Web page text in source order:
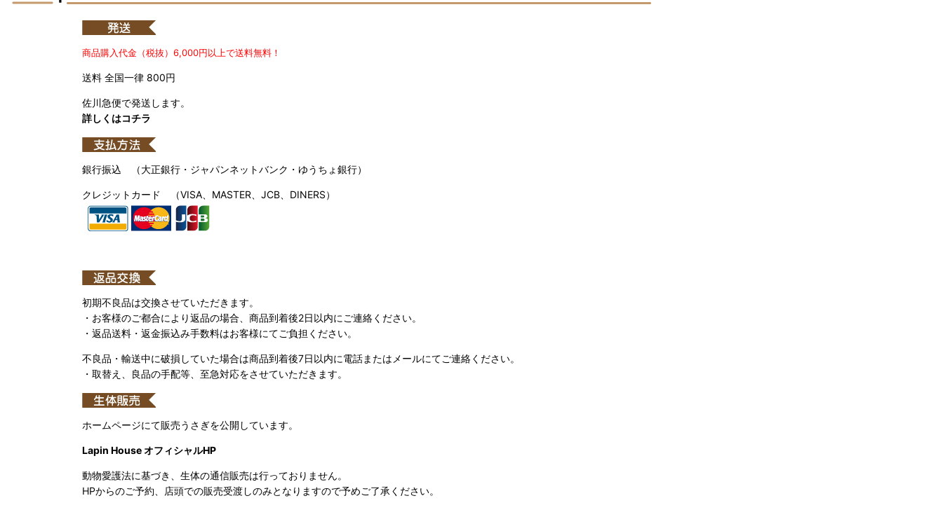
商品購入代金（税抜）6,000円以上で送料無料！
送料 全国一律 800円
佐川急便で発送します。
詳しくはコチラ
銀行振込 （大正銀行・ジャパンネットバンク・ゆうちょ銀行）
クレジットカード （VISA、MASTER、JCB、DINERS）
初期不良品は交換させていただきます。
・お客様のご都合により返品の場合、商品到着後2日以内にご連絡ください。
・返品送料・返金振込み手数料はお客様にてご負担ください。
不良品・輸送中に破損していた場合は商品到着後7日以内に電話またはメールにてご連絡ください。
・取替え、良品の手配等、至急対応をさせていただきます。
ホームページにて販売うさぎを公開しています。
Lapin House オフィシャルHP
動物愛護法に基づき、生体の通信販売は行っておりません。
HPからのご予約、店頭での販売受渡しのみとなりますので予めご了承ください。